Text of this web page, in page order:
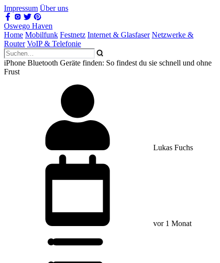
Impressum Über uns
Oswego Haven
Home Mobilfunk Festnetz Internet & Glasfaser Netzwerke &
Router VoIP & Telefonie
iPhone Bluetooth Geräte finden: So findest du sie schnell und ohne
Frust
Lukas Fuchs
vor 1 Monat